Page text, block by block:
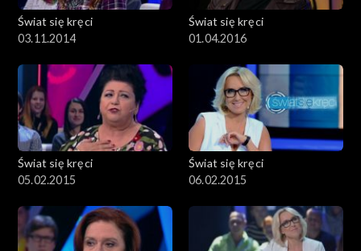
Świat się kręci
03.11.2014
Świat się kręci
01.04.2016
Świat się kręci
05.02.2015
Świat się kręci
06.02.2015